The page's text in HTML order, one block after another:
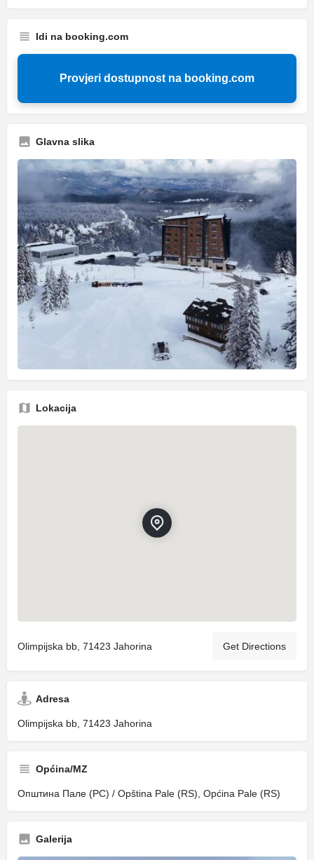
Idi na booking.com
Provjeri dostupnost na booking.com
Glavna slika
Lokacija
Olimpijska bb, 71423 Jahorina Get Directions
Adresa
Olimpijska bb, 71423 Jahorina
Općina/MZ
Општина Пале (РС) / Opština Pale (RS), Općina Pale (RS)
Galerija